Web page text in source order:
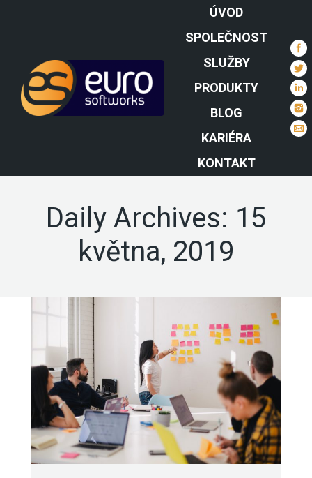
ÚVOD
SPOLEČNOST
SLUŽBY
PRODUKTY
BLOG
KARIÉRA
KONTAKT
Daily Archives: 15
května, 2019